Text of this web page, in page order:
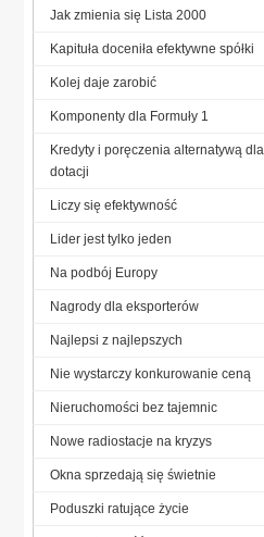
Jak zmienia się Lista 2000
Kapituła doceniła efektywne spółki
Kolej daje zarobić
Komponenty dla Formuły 1
Kredyty i poręczenia alternatywą dla
dotacji
Liczy się efektywność
Lider jest tylko jeden
Na podbój Europy
Nagrody dla eksporterów
Najlepsi z najlepszych
Nie wystarczy konkurowanie ceną
Nieruchomości bez tajemnic
Nowe radiostacje na kryzys
Okna sprzedają się świetnie
Poduszki ratujące życie